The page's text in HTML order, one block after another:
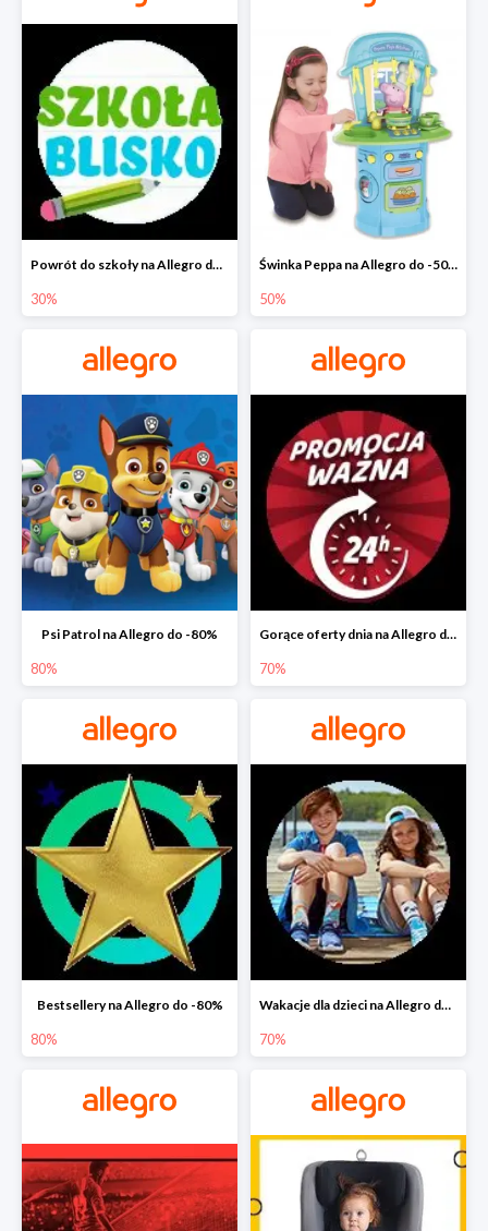
Powrót do szkoły na Allegro do -30%
30%
Świnka Peppa na Allegro do -50%
50%
Psi Patrol na Allegro do -80%
80%
Gorące oferty dnia na Allegro do -50%
70%
Bestsellery na Allegro do -80%
80%
Wakacje dla dzieci na Allegro do -70%
70%